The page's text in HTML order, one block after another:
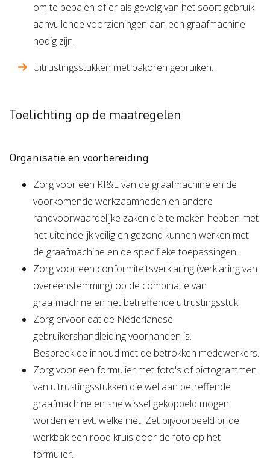
om te bepalen of er als gevolg van het soort gebruik
aanvullende voorzieningen aan een graafmachine
nodig zijn.
Uitrustingsstukken met bakoren gebruiken.
Toelichting op de maatregelen
Organisatie en voorbereiding
Zorg voor een RI&E van de graafmachine en de
voorkomende werkzaamheden en andere
randvoorwaardelijke zaken die te maken hebben met
het uiteindelijk veilig en gezond kunnen werken met
de graafmachine en de specifieke toepassingen.
Zorg voor een conformiteitsverklaring (verklaring van
overeenstemming) op de combinatie van
graafmachine en het betreffende uitrustingsstuk.
Zorg ervoor dat de Nederlandse
gebruikershandleiding voorhanden is.
Bespreek de inhoud met de betrokken medewerkers.
Zorg voor een formulier met foto's of pictogrammen
van uitrustingsstukken die wel aan betreffende
graafmachine en snelwissel gekoppeld mogen
worden en evt. welke niet. Zet bijvoorbeeld bij de
werkbak een rood kruis door de foto op het
formulier.